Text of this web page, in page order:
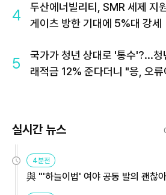
4
두산에너빌리티, SMR 세제 지
게이츠 방한 기대에 5%대 강세
5
국가가 청년 상대로 '통수'?...청
래적금 12% 준다더니 "응, 오류
실시간 뉴스
4분전
與 "'하늘이법' 여야 공동 발의 괜찮